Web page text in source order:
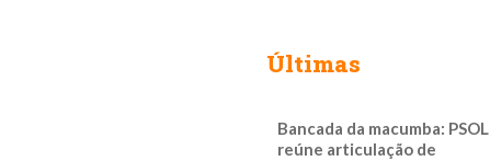
Últimas
Bancada da macumba: PSOL
reúne articulação de